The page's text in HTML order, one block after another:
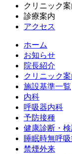
クリニック
診療案内
アクセス
ホーム
お知らせ
院長紹介
クリニック
施設基準一覧
内科
呼吸器内科
予防接種
健康診断・検
睡眠時無呼
禁煙外来